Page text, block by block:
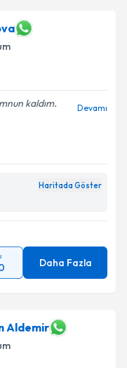
kaldım.
Devamı
Haritada Göster
Daha Fazla
Aldemir